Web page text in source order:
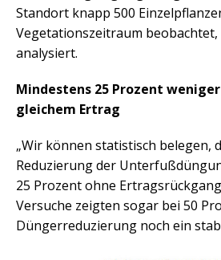
Standort knapp 500
Vegetationszeitraum
analysiert.
Mindestens 25 Prozent
gleichem Ertrag
„Wir können statistisch belegen,
Reduzierung der
25 Prozent ohne
Versuche zeigten sogar bei 50
Düngerreduzierung noch ein